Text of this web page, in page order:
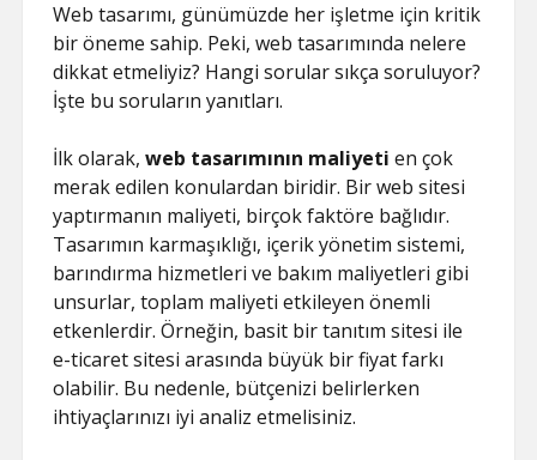
Web tasarımı, günümüzde her işletme için kritik
bir öneme sahip. Peki, web tasarımında nelere
dikkat etmeliyiz? Hangi sorular sıkça soruluyor?
İşte bu soruların yanıtları.
İlk olarak,web tasarımının maliyeti en çok
merak edilen konulardan biridir. Bir web sitesi
yaptırmanın maliyeti, birçok faktöre bağlıdır.
Tasarımın karmaşıklığı, içerik yönetim sistemi,
barındırma hizmetleri ve bakım maliyetleri gibi
unsurlar, toplam maliyeti etkileyen önemli
etkenlerdir. Örneğin, basit bir tanıtım sitesi ile
e-ticaret sitesi arasında büyük bir fiyat farkı
olabilir. Bu nedenle, bütçenizi belirlerken
ihtiyaçlarınızı iyi analiz etmelisiniz.